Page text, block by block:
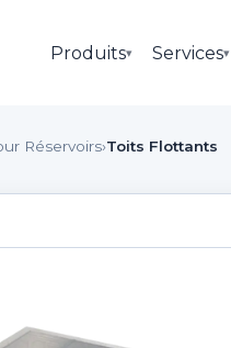
Produits▾ Services▾
Réservoirs›Toits Flottants